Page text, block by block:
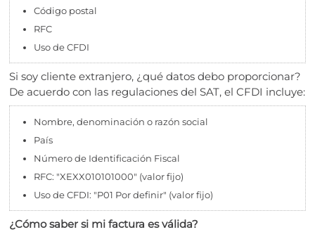
Código postal
RFC
Uso de CFDI
Si soy cliente extranjero, ¿qué datos debo proporcionar?
De acuerdo con las regulaciones del SAT, el CFDI incluye:
Nombre, denominación o razón social
País
Número de Identificación Fiscal
RFC: "XEXX010101000" (valor fijo)
Uso de CFDI: "P01 Por definir" (valor fijo)
¿Cómo saber si mi factura es válida?